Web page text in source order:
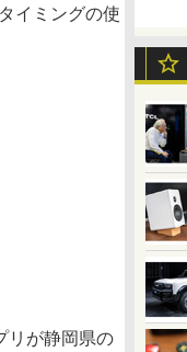
イミングの使
リが静岡県の